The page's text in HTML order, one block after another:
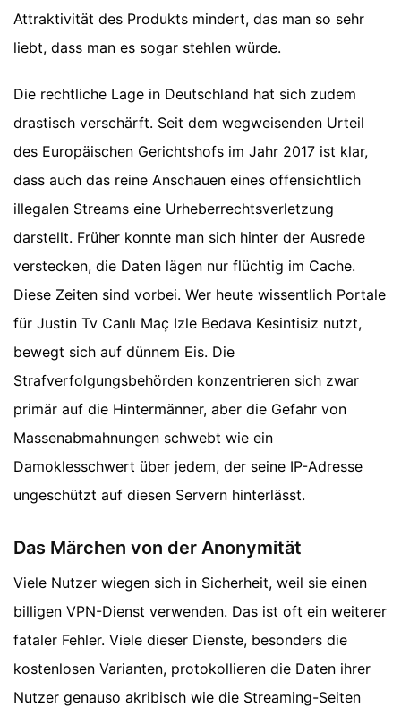
Attraktivität des Produkts mindert, das man so sehr
liebt, dass man es sogar stehlen würde.
Die rechtliche Lage in Deutschland hat sich zudem
drastisch verschärft. Seit dem wegweisenden Urteil
des Europäischen Gerichtshofs im Jahr 2017 ist klar,
dass auch das reine Anschauen eines offensichtlich
illegalen Streams eine Urheberrechtsverletzung
darstellt. Früher konnte man sich hinter der Ausrede
verstecken, die Daten lägen nur flüchtig im Cache.
Diese Zeiten sind vorbei. Wer heute wissentlich Portale
für Justin Tv Canlı Maç Izle Bedava Kesintisiz nutzt,
bewegt sich auf dünnem Eis. Die
Strafverfolgungsbehörden konzentrieren sich zwar
primär auf die Hintermänner, aber die Gefahr von
Massenabmahnungen schwebt wie ein
Damoklesschwert über jedem, der seine IP-Adresse
ungeschützt auf diesen Servern hinterlässt.
Das Märchen von der Anonymität
Viele Nutzer wiegen sich in Sicherheit, weil sie einen
billigen VPN-Dienst verwenden. Das ist oft ein weiterer
fataler Fehler. Viele dieser Dienste, besonders die
kostenlosen Varianten, protokollieren die Daten ihrer
Nutzer genauso akribisch wie die Streaming-Seiten